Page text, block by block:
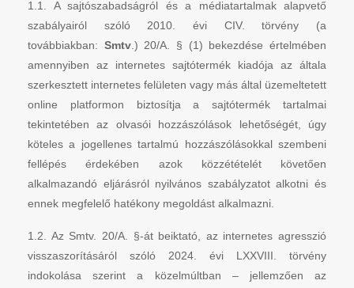
1.1. A sajtószabadságról és a médiatartalmak alapvető
szabályairól szóló 2010. évi CIV. törvény (a
továbbiakban: Smtv.) 20/A. § (1) bekezdése értelmében
amennyiben az internetes sajtótermék kiadója az általa
szerkesztett internetes felületen vagy más által üzemeltetett
online platformon biztosítja a sajtótermék tartalmai
tekintetében az olvasói hozzászólások lehetőségét, úgy
köteles a jogellenes tartalmú hozzászólásokkal szembeni
fellépés érdekében azok közzétételét követően
alkalmazandó eljárásról nyilvános szabályzatot alkotni és
ennek megfelelő hatékony megoldást alkalmazni.
1.2. Az Smtv. 20/A. §-át beiktató, az internetes agresszió
visszaszorításáról szóló 2024. évi LXXVIII. törvény
indokolása szerint a közelmúltban – jellemzően az